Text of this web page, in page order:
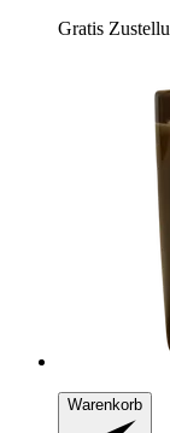
Gratis
Warenkorb